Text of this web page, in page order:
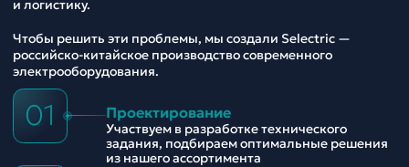
и логистику.
Чтобы решить эти проблемы, мы создали Selectric —
российско-китайское производство современного
электрооборудования.
01 Проектирование
Участвуем в разработке технического
задания, подбираем оптимальные решения
из нашего ассортимента